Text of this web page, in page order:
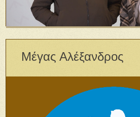
Μέγας Αλέξανδρος